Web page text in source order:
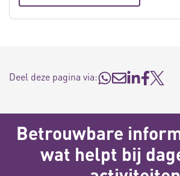
Deel deze pagina via:
Betrouwbare
wat helpt bij